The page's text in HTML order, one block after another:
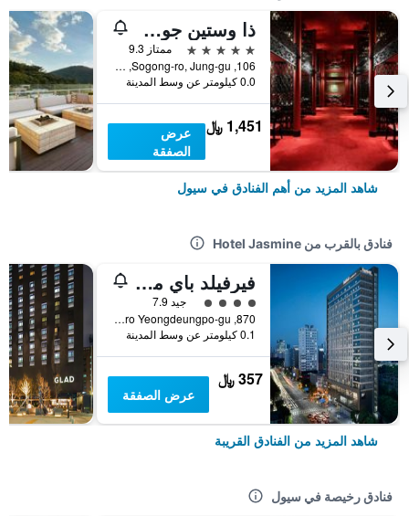
ذا وستين جوسون سول
5 نجوم
ممتاز 9.3
106, Sogong-ro, Jung-gu, سيول, كوريا الجنوبية
0.0 كيلومتر عن وسط المدينة
1,451 ﷼
عرض
الصفقة
شاهد المزيد من أهم الفنادق في سيول
فنادق بالقرب من Hotel Jasmine
فيرفيلد باي ماريوت سول
تقييم فئة 4
جيد 7.9
870, Gyeongin-ro Yeongdeungpo-gu, سيول, كوريا الجنوبية
0.1 كيلومتر عن وسط المدينة
357 ﷼
عرض الصفقة
شاهد المزيد من الفنادق القريبة
فنادق رخيصة في سيول